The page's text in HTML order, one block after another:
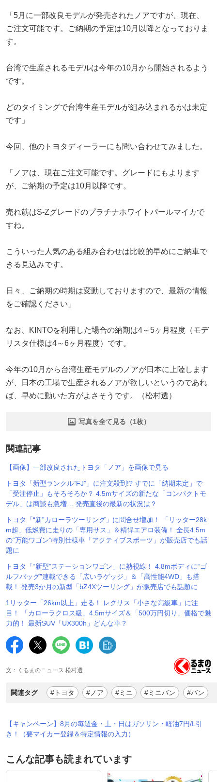
「5月に一部改良モデルが発売されたノアですが、現在、
ご注文可能です。ご納期の予定は10月以降となっておりま
す。
台湾で生産されるモデルは今年の10月から開始されるよう
です。
どのタイミングで台湾生産モデルが組み込まれるかは未定
です」
今回、他のトヨタディーラーにも問い合わせてみました。
「ノアは、現在ご注文可能です。グレードにもよります
が、ご納期の予定は10月以降です。
売れ筋はS-Zグレードのプラチナホワイトパールマイカで
すね。
こういった人気のある組み合わせは比較的早めにご納車で
きる見込みです。
日々、ご納期の時期は変動しておりますので、最新の情報
をご確認ください」
なお、KINTOを利用した場合の納期は4～5ヶ月程度（モデ
リスタ仕様は4～6ヶ月程度）です。
今年の10月から台湾生産モデルのノアが日本に上陸します
が、日本の工場で生産されるノアが欲しいというのであれ
ば、早めに動いた方がよさそうです。（松村透）
写真を全て見る（1枚）
関連記事
【画像】一部改良されたトヨタ「ノア」を画像で見る
トヨタ「新型ランクル“FJ”」に注文殺到!? すでに「納期未定」で
「受注停止」もそろそろか？ 4.5mサイズの新たな「コンパクトモ
デル」は商談も急増… 発売直後の最新の状況は？
トヨタ「“新”カローラツーリング」に問合せ増加！ 「リッター28k
m超」低燃費に走りの「専用サス」＆精悍エアロ装備！ 全長4.5m
の“万能ワゴン”特別仕様車「アクティブスポーツ」が販売店でも話
題に
トヨタ「“新型”ステーションワゴン」に熱視線！ 4.8mボディに“ゴ
ルフバッグ”連載できる「広いラゲッジ」＆「高性能4WD」も搭
載！ 発売3か月の新型「bZ4Xツーリング」が販売店でも話題に
1リッター「26km以上」走る！ レクサス「小さな高級車」に注
目！ 「カローラクロス級」4.5mサイズ＆「500万円切り」価格で魅
力的！ 最新SUV「UX300h」どんな車？
文：くるまのニュース 松村透
関連タグ #トヨタ #ノア #ミニ #ミニバン #バン
【キャンペーン】8月の毎週金・土・日はガソリン・軽油7円/L引
き！（要マイカー登録＆特定情報の入力）
こんな記事も読まれています